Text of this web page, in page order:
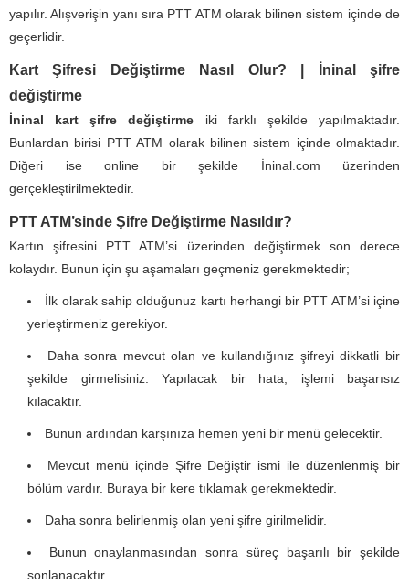
yapılır. Alışverişin yanı sıra PTT ATM olarak bilinen sistem içinde de
geçerlidir.
Kart Şifresi Değiştirme Nasıl Olur? | İninal şifre
değiştirme
İninal kart şifre değiştirme iki farklı şekilde yapılmaktadır.
Bunlardan birisi PTT ATM olarak bilinen sistem içinde olmaktadır.
Diğeri ise online bir şekilde İninal.com üzerinden
gerçekleştirilmektedir.
PTT ATM’sinde Şifre Değiştirme Nasıldır?
Kartın şifresini PTT ATM’si üzerinden değiştirmek son derece
kolaydır. Bunun için şu aşamaları geçmeniz gerekmektedir;
İlk olarak sahip olduğunuz kartı herhangi bir PTT ATM’si içine
yerleştirmeniz gerekiyor.
Daha sonra mevcut olan ve kullandığınız şifreyi dikkatli bir
şekilde girmelisiniz. Yapılacak bir hata, işlemi başarısız
kılacaktır.
Bunun ardından karşınıza hemen yeni bir menü gelecektir.
Mevcut menü içinde Şifre Değiştir ismi ile düzenlenmiş bir
bölüm vardır. Buraya bir kere tıklamak gerekmektedir.
Daha sonra belirlenmiş olan yeni şifre girilmelidir.
Bunun onaylanmasından sonra süreç başarılı bir şekilde
sonlanacaktır.